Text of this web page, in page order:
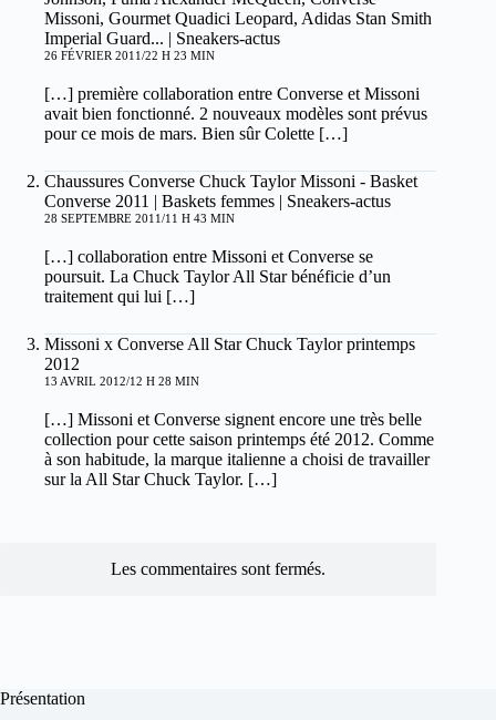
Missoni, Gourmet Quadici Leopard, Adidas Stan Smith
Imperial Guard... | Sneakers-actus
26 FÉVRIER 2011/22 H 23 MIN
[…] première collaboration entre Converse et Missoni
avait bien fonctionné. 2 nouveaux modèles sont prévus
pour ce mois de mars. Bien sûr Colette […]
Chaussures Converse Chuck Taylor Missoni - Basket
Converse 2011 | Baskets femmes | Sneakers-actus
28 SEPTEMBRE 2011/11 H 43 MIN
[…] collaboration entre Missoni et Converse se
poursuit. La Chuck Taylor All Star bénéficie d’un
traitement qui lui […]
Missoni x Converse All Star Chuck Taylor printemps
2012
13 AVRIL 2012/12 H 28 MIN
[…] Missoni et Converse signent encore une très belle
collection pour cette saison printemps été 2012. Comme
à son habitude, la marque italienne a choisi de travailler
sur la All Star Chuck Taylor. […]
Les commentaires sont fermés.
Présentation